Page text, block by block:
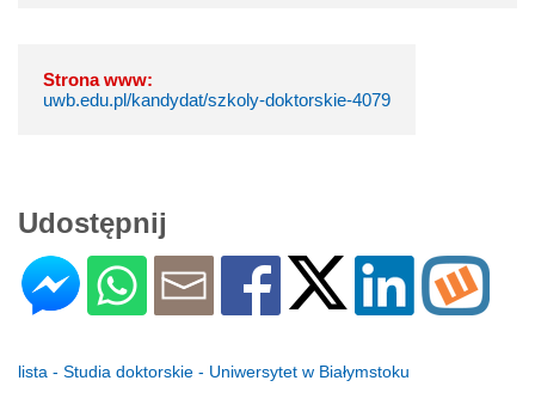
Strona www:
uwb.edu.pl/kandydat/szkoly-doktorskie-4079
Udostępnij
lista - Studia doktorskie - Uniwersytet w Białymstoku